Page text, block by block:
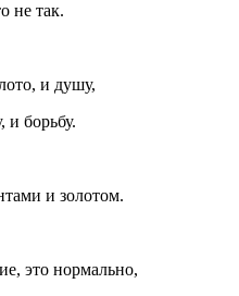
не так.
и душу,
борьбу.
и золотом.
это нормально,